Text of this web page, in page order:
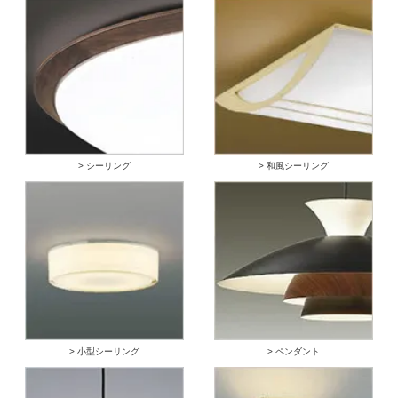
> シーリング > 和風シーリング
> 小型シーリング > ペンダント